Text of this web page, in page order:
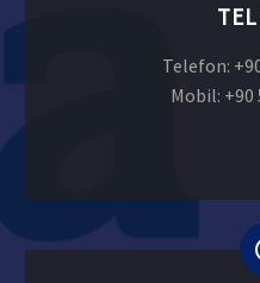
Telefon:
Mobil: +90